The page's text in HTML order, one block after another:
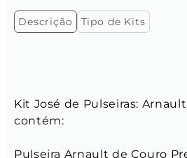
Descrição Tipo de Kits
Kit José de Pulseiras:
contém: